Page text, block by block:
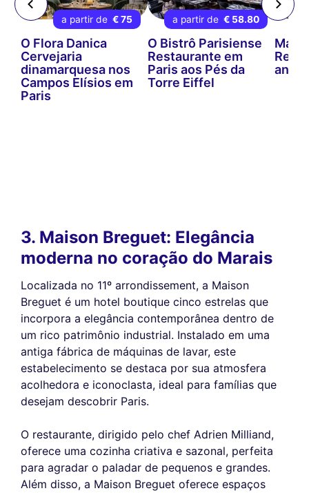
a partir de € 75
O Flora Danica
Cervejaria
dinamarquesa nos
Campos Elísios em
Paris
a partir de € 58.80
O Bistrô Parisiense
Restaurante em
Paris aos Pés da
Torre Eiffel
3. Maison Breguet: Elegância
moderna no coração do Marais
Localizada no 11º arrondissement, a Maison
Breguet é um hotel boutique cinco estrelas que
incorpora a elegância contemporânea dentro de
um rico patrimônio industrial. Instalado em uma
antiga fábrica de máquinas de lavar, este
estabelecimento se destaca por sua atmosfera
acolhedora e iconoclasta, ideal para famílias que
desejam descobrir Paris.
O restaurante, dirigido pelo chef Adrien Milliand,
oferece uma cozinha criativa e sazonal, perfeita
para agradar o paladar de pequenos e grandes.
Além disso, a Maison Breguet oferece espaços